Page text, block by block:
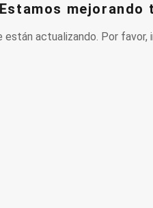
Estamos mejorando
están actualizando. Por